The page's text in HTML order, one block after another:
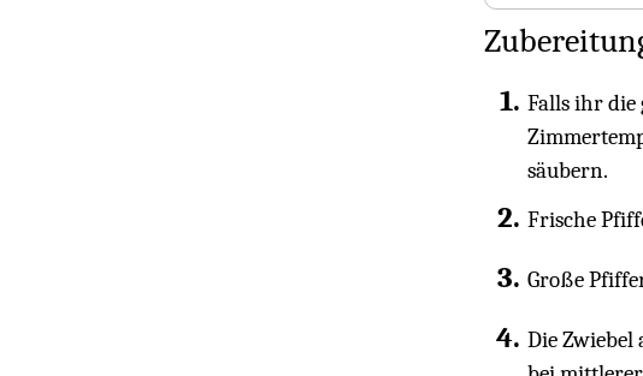
Falls ihr die
säubern.
Frische
Große
Die